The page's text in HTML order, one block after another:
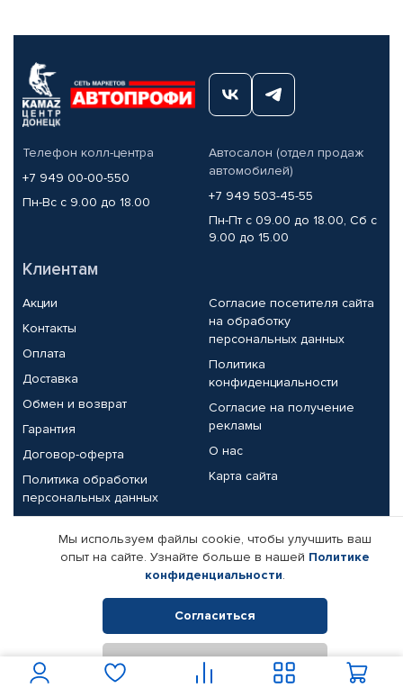
Телефон колл-центра
+7 949 00-00-550
Пн-Вс с 9.00 до 18.00
Автосалон (отдел продаж
автомобилей)
+7 949 503-45-55
Пн-Пт с 09.00 до 18.00, Сб с
9.00 до 15.00
Клиентам
Акции
Контакты
Оплата
Доставка
Обмен и возврат
Гарантия
Договор-оферта
Политика обработки
персональных данных
Согласие посетителя сайта
на обработку
персональных данных
Политика
конфиденциальности
Согласие на получение
рекламы
О нас
Карта сайта
Партнерам
Корпоративным клиентам
Поставщикам
Реквизиты компании
© КАМАЗ ЦЕНТР ДОНЕЦК, 2015-2026. Все права защищены.
Интернет-магазин автомобильных товаров Автопрофи.
Мы используем файлы cookie, чтобы улучшить ваш
опыт на сайте. Узнайте больше в нашей Политике
конфиденциальности.
Согласиться
Отклонить